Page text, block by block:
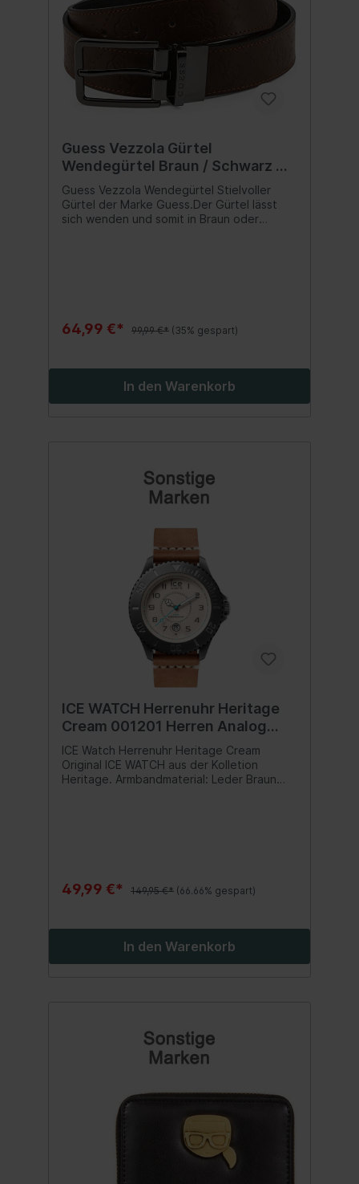
Guess Vezzola Gürtel
Wendegürtel Braun / Schwarz Gr.
XL
Guess Vezzola Wendegürtel Stielvoller
Gürtel der Marke Guess.Der Gürtel lässt
sich wenden und somit in Braun oder
64,99 €* 99,99 €* (35% gespart)
In den Warenkorb
ICE WATCH Herrenuhr Heritage
Cream 001201 Herren Analog
Quarz Uhr mit Leder Armband
SUPER DEAL
ICE Watch Herrenuhr Heritage Cream
Original ICE WATCH aus der Kolletion
Heritage. Armbandmaterial: Leder Braun
49,99 €* 149,95 €* (66.66% gespart)
In den Warenkorb